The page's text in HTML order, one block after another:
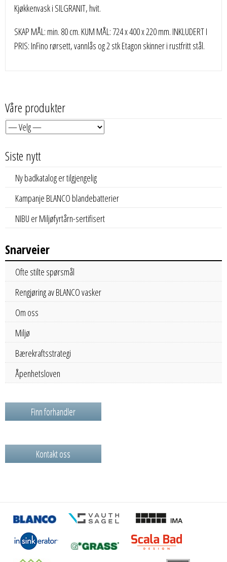
Kjøkkenvask i SILGRANIT, hvit.
SKAP MÅL: min. 80 cm. KUM MÅL: 724 x 400 x 220 mm. INKLUDERT I
PRIS: InFino rørsett, vannlås og 2 stk Etagon skinner i rustfritt stål.
Våre produkter
Siste nytt
Ny badkatalog er tilgjengelig
Kampanje BLANCO blandebatterier
NIBU er Miljøfyrtårn-sertifisert
Snarveier
Ofte stilte spørsmål
Rengjøring av BLANCO vasker
Om oss
Miljø
Bærekraftsstrategi
Åpenhetsloven
Finn forhandler
Kontakt oss